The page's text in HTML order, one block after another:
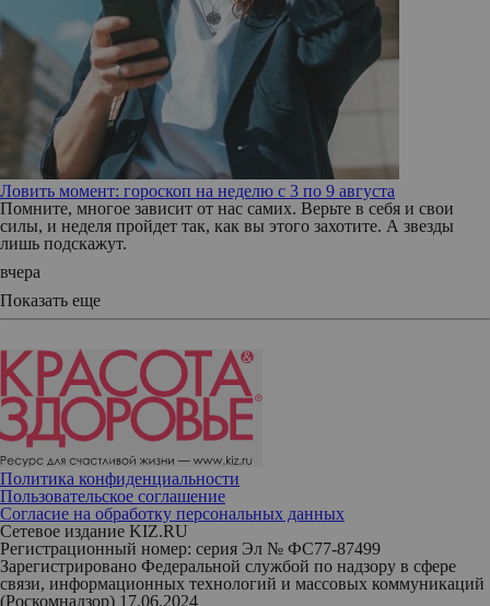
Ловить момент: гороскоп на неделю с 3 по 9 августа
Помните, многое зависит от нас самих. Верьте в себя и свои
силы, и неделя пройдет так, как вы этого захотите. А звезды
лишь подскажут.
вчера
Показать еще
Политика конфиденциальности
Пользовательское соглашение
Согласие на обработку персональных данных
Сетевое издание KIZ.RU
Регистрационный номер: серия Эл № ФС77-87499
Зарегистрировано Федеральной службой по надзору в сфере
связи, информационных технологий и массовых коммуникаций
(Роскомнадзор) 17.06.2024